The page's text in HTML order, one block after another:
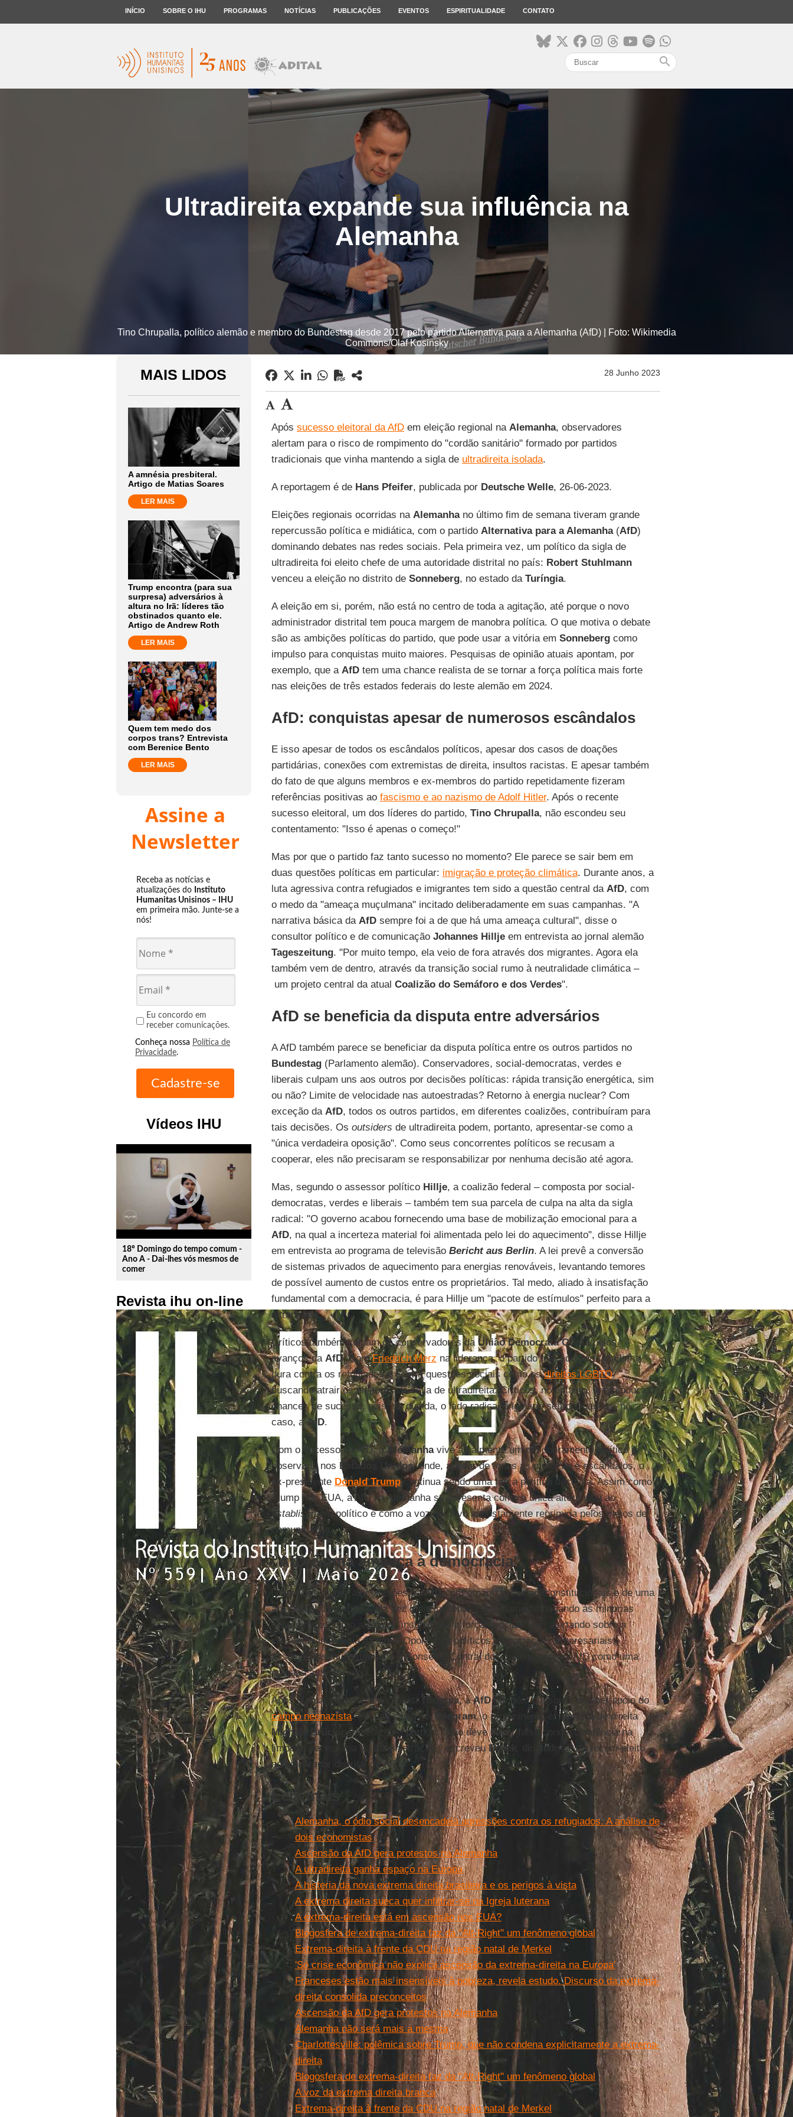
INÍCIO SOBRE O IHU PROGRAMAS NOTÍCIAS PUBLICAÇÕES EVENTOS ESPIRITUALIDADE CONTATO
search
Ultradireita expande sua influência na
Alemanha
Tino Chrupalla, político alemão e membro do Bundestag desde 2017 pelo partido Alternativa para a Alemanha (AfD) | Foto: Wikimedia
Commons/Olaf Kosinsky
MAIS LIDOS
A amnésia presbiteral.
Artigo de Matias Soares
LER MAIS
Trump encontra (para sua
surpresa) adversários à
altura no Irã: líderes tão
obstinados quanto ele.
Artigo de Andrew Roth
LER MAIS
Quem tem medo dos
corpos trans? Entrevista
com Berenice Bento
LER MAIS
Assine a
Newsletter
Receba as notícias e
atualizações do Instituto
Humanitas Unisinos – IHU
em primeira mão. Junte-se a
nós!
Eu concordo em
receber comunicações.
Conheça nossa Política de
Privacidade.
Vídeos IHU
play_circle_outline
18º Domingo do tempo comum -
Ano A - Dai-lhes vós mesmos de
comer
Revista ihu on-line
28 Junho 2023
Após sucesso eleitoral da AfDem eleição regional na Alemanha, observadores
alertam para o risco de rompimento do "cordão sanitário" formado por partidos
tradicionais que vinha mantendo a sigla de ultradireita isolada.
A reportagem é de Hans Pfeifer, publicada por Deutsche Welle, 26-06-2023.
Eleições regionais ocorridas na Alemanhano último fim de semana tiveram grande
repercussão política e midiática, com o partido Alternativa para a Alemanha(AfD)
dominando debates nas redes sociais. Pela primeira vez, um político da sigla de
ultradireita foi eleito chefe de uma autoridade distrital no país: Robert Stuhlmann
venceu a eleição no distrito de Sonneberg, no estado da Turíngia.
A eleição em si, porém, não está no centro de toda a agitação, até porque o novo
administrador distrital tem pouca margem de manobra política. O que motiva o debate
são as ambições políticas do partido, que pode usar a vitória em Sonnebergcomo
impulso para conquistas muito maiores. Pesquisas de opinião atuais apontam, por
exemplo, que a AfDtem uma chance realista de se tornar a força política mais forte
nas eleições de três estados federais do leste alemão em 2024.
AfD: conquistas apesar de numerosos escândalos
E isso apesar de todos os escândalos políticos, apesar dos casos de doações
partidárias, conexões com extremistas de direita, insultos racistas. E apesar também
do fato de que alguns membros e ex-membros do partido repetidamente fizeram
referências positivas ao fascismo e ao nazismo de Adolf Hitler. Após o recente
sucesso eleitoral, um dos líderes do partido, Tino Chrupalla, não escondeu seu
contentamento: "Isso é apenas o começo!"
Mas por que o partido faz tanto sucesso no momento? Ele parece se sair bem em
duas questões políticas em particular: imigração e proteção climática. Durante anos, a
luta agressiva contra refugiados e imigrantes tem sido a questão central da AfD, com
o medo da "ameaça muçulmana" incitado deliberadamente em suas campanhas. "A
narrativa básica da AfDsempre foi a de que há uma ameaça cultural", disse o
consultor político e de comunicação Johannes Hilljeem entrevista ao jornal alemão
Tageszeitung. "Por muito tempo, ela veio de fora através dos migrantes. Agora ela
também vem de dentro, através da transição social rumo à neutralidade climática –
um projeto central da atual Coalizão do Semáforo e dos Verdes".
AfD se beneficia da disputa entre adversários
A AfD também parece se beneficiar da disputa política entre os outros partidos no
Bundestag(Parlamento alemão). Conservadores, social-democratas, verdes e
liberais culpam uns aos outros por decisões políticas: rápida transição energética, sim
ou não? Limite de velocidade nas autoestradas? Retorno à energia nuclear? Com
exceção da AfD, todos os outros partidos, em diferentes coalizões, contribuíram para
tais decisões. Os outsiders de ultradireita podem, portanto, apresentar-se como a
"única verdadeira oposição". Como seus concorrentes políticos se recusam a
cooperar, eles não precisaram se responsabilizar por nenhuma decisão até agora.
Mas, segundo o assessor político Hillje, a coalizão federal – composta por social-
democratas, verdes e liberais – também tem sua parcela de culpa na alta da sigla
radical: "O governo acabou fornecendo uma base de mobilização emocional para a
AfD, na qual a incerteza material foi alimentada pelo lei do aquecimento", disse Hillje
em entrevista ao programa de televisão Bericht aus Berlin. A lei prevê a conversão
de sistemas privados de aquecimento para energias renováveis, levantando temores
de possível aumento de custos entre os proprietários. Tal medo, aliado à insatisfação
fundamental com a democracia, é para Hillje um "pacote de estímulos" perfeito para a
ultradireita.
Críticos também culpam os conservadores da União Democrata Cristãpelos
avanços da AfD. ComFriedrich Merz na liderança, o partido tem adotado uma linha
dura contra os refugiados e contra questões sociais como osdireitos LGBTQ,
buscando atrair os eleitores da sigla de ultradireita. Críticos, no entanto, veem poucas
chances de sucesso, pois, na dúvida, o lado radical originário sempre ganha – no
caso, aAfD.
Com o sucesso da AfD, aAlemanhavive atualmente um desdobramento político já
observado nos Estados Unidos, onde, apesar de todas as mentiras e escândalos, o
ex-presidente Donald Trumpcontinua sendo uma força política decisiva. Assim como
Trump nos EUA, a AfD na Alemanha se apresenta como a única alternativa ao
establishmentpolítico e como a voz do povo supostamente reprimida pelos meios de
comunicação.
"AfD é uma ameaça à democracia"
Diante das inúmeras conexões daAfDcom organizações anticonstitucionais e de uma
ala radical do partido cada vez mais influente, repetidamente negando às minorias
seus direitos como alemães, instituições e forças sociais vêm alertando sobre a
crescente influência da sigla. Oponentes políticos, associações empresariais,
associações muçulmanas e o Conselho Central dos Judeus veem a AfD como uma
ameaça à democracia.
Após o atual sucesso eleitoral na Turíngia, aAfDtambém passou a receber apoio do
campo neonazista: em seu canal no Telegram, o proeminente extremista de direita
Michael Brück
parabenizou o partido: "Não deve haver falsa condescendência na
limpeza necessária da administração," escreveuBrück
, dirigindo-se ao recém-eleito
administrador distrital da AfD.
Leia mais
Alemanha, o ódio social desencadeia agressões contra os refugiados. A análise de
dois economistas
Ascensão da AfD gera protestos na Alemanha
A ultradireita ganha espaço na Europa
A histeria da nova extrema direita brasileira e os perigos à vista
A extrema direita sueca quer infiltrar-se na Igreja luterana
A extrema-direita está em ascensão nos EUA?
Blogosfera de extrema-direita faz da "Alt-Right" um fenômeno global
Extrema-direita à frente da CDU na região natal de Merkel
'Só crise econômica não explica ascensão da extrema-direita na Europa'
Franceses estão mais insensíveis à pobreza, revela estudo. Discurso da extrema-
direita consolida preconceitos
Ascensão da AfD gera protestos na Alemanha
Alemanha não será mais a mesma
Charlottesville: polêmica sobre Trump, que não condena explicitamente a extrema-
direita
Blogosfera de extrema-direita faz da "Alt-Right" um fenômeno global
A voz da extrema direita branca
Extrema-direita à frente da CDU na região natal de Merkel